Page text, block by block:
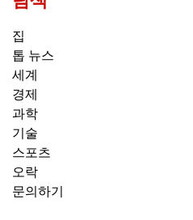
집
톱 뉴스
세계
경제
과학
기술
스포츠
오락
문의하기